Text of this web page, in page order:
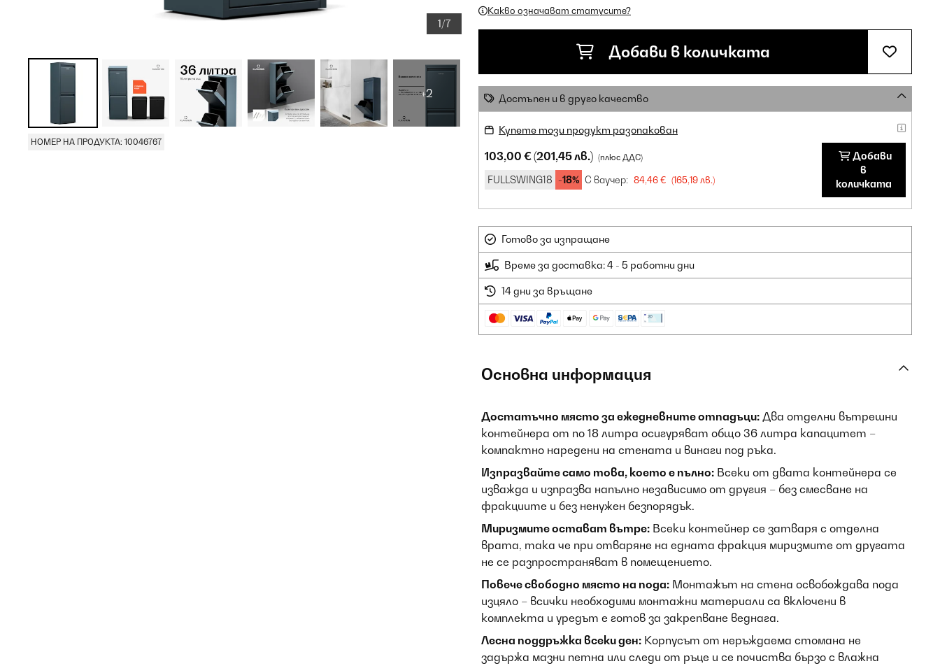
1/7
+2
НОМЕР НА ПРОДУКТА: 10046767
Какво означават статусите?
Добави в количката
Достъпен и в друго качество
Купете този продукт разопакован
103,00 €(201,45 лв.) (плюс ДДС)
FULLSWING18 -18% С ваучер: 84,46 € (165,19 лв.)
Добави
в
количката
Готово за изпращане
Време за доставка: 4 - 5 работни дни
14 дни за връщане
Основна информация
Достатъчно място за ежедневните отпадъци: Два отделни вътрешни
контейнера от по 18 литра осигуряват общо 36 литра капацитет –
компактно наредени на стената и винаги под ръка.
Изпразвайте само това, което е пълно: Всеки от двата контейнера се
изважда и изпразва напълно независимо от другия – без смесване на
фракциите и без ненужен безпорядък.
Миризмите остават вътре: Всеки контейнер се затваря с отделна
врата, така че при отваряне на едната фракция миризмите от другата
не се разпространяват в помещението.
Повече свободно място на пода: Монтажът на стена освобождава пода
изцяло – всички необходими монтажни материали са включени в
комплекта и уредът е готов за закрепване веднага.
Лесна поддръжка всеки ден: Корпусът от неръждаема стомана не
задържа мазни петна или следи от ръце и се почиства бързо с влажна